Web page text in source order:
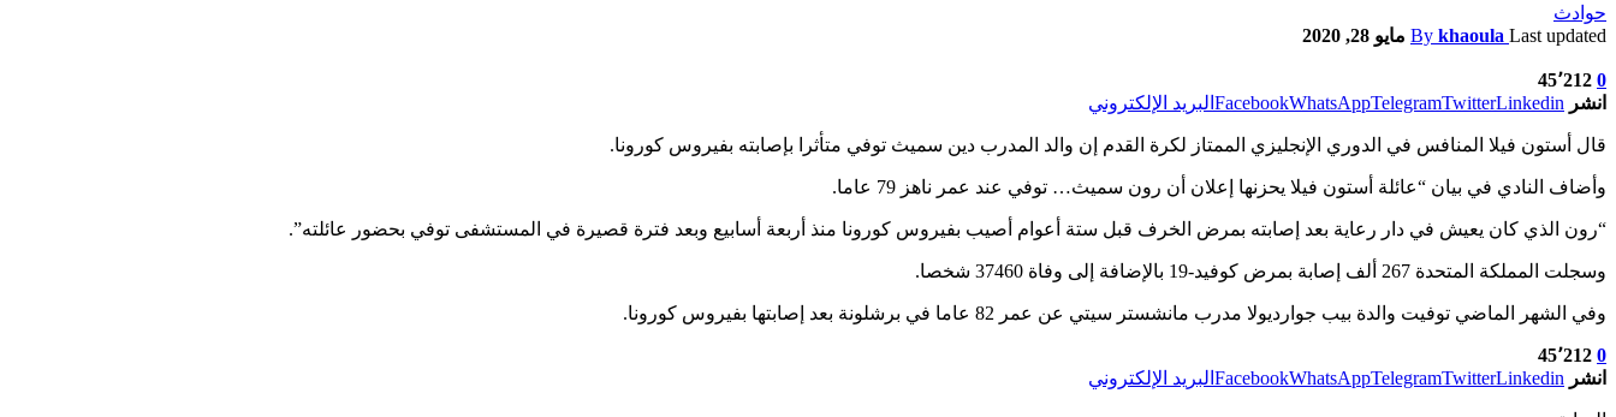
حوادث
By khaoula Last updated مايو 28, 2020
0 45٬212
انشر
FacebookWhatsAppTelegramTwitterLinkedin البريد الإلكتروني
قال أستون فيلا المنافس في الدوري الإنجليزي الممتاز لكرة القدم إن والد المدرب دين سميث توفي متأثرا بإصابته بفيروس كورونا.
وأضاف النادي في بيان “عائلة أستون فيلا يحزنها إعلان أن رون سميث… توفي عند عمر ناهز 79 عاما.
“رون الذي كان يعيش في دار رعاية بعد إصابته بمرض الخرف قبل ستة أعوام أصيب بفيروس كورونا منذ أربعة أسابيع وبعد فترة قصيرة في المستشفى توفي بحضور عائلته”.
وسجلت المملكة المتحدة 267 ألف إصابة بمرض كوفيد-19 بالإضافة إلى وفاة 37460 شخصا.
وفي الشهر الماضي توفيت والدة بيب جوارديولا مدرب مانشستر سيتي عن عمر 82 عاما في برشلونة بعد إصابتها بفيروس كورونا.
0 45٬212
انشر
FacebookWhatsAppTelegramTwitterLinkedin البريد الإلكتروني